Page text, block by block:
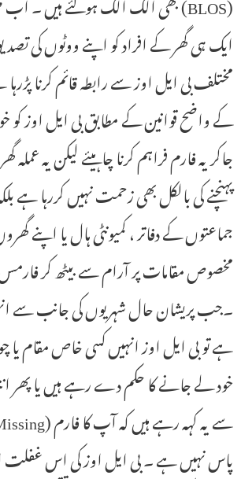
ایک ہی گھر کے افراد کو اپنے ووٹوں کی
مختلف بی ایل اوز سے رابطہ قائم کرنا
کے واضح قوانین کے مطابق بی ایل اوز کو
جاکر یہ فارم فراہم کرنا چاہیئے لیکن یہ عملہ
پہنچنے کی بالکل بھی زحمت نہیں کررہا ہے
جماعتوں کے دفاتر ، کمیونٹی ہال یا اپنے
مخصوص مقامات پر آرام سے بیٹھ کر
۔جب پریشان حال شہریوں کی جانب سے
ہے تو بی ایل اوز انہیں کسی خاص مقام یا
خود لے جانے کا حکم دے رہے ہیں یا پھر
پاس نہیں ہے ۔ بی ایل اوز کی اس غفلت